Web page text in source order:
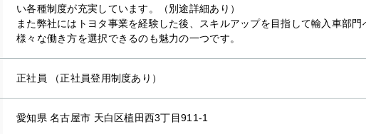
い各種制度が充実しています。（別途詳細あり）
また弊社にはトヨタ事業を経験した後、スキルアップを目指して輸入車部
様々な働き方を選択できるのも魅力の一つです。
正社員 （正社員登用制度あり）
愛知県 名古屋市 天白区植田西3丁目911-1